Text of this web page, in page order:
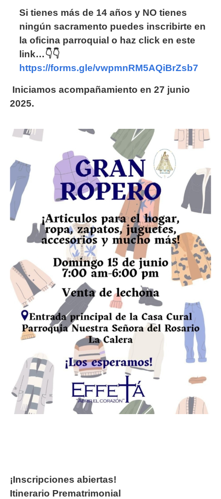
Si tienes más de 14 años y NO tienes
ningún sacramento puedes inscribirte en
la oficina parroquial o haz click en este
link…👇👇
https://forms.gle/vwpmnRM5AQiBrZsb7
Iniciamos acompañamiento en 27 junio
2025.
Imagen
¡Inscripciones abiertas!
Itinerario Prematrimonial